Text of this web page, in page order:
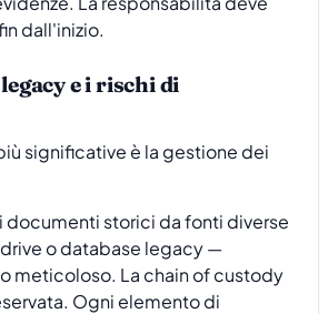
dall'inizio.
e i rischi di
significative è la gestione dei
documenti storici da fonti diverse
o database legacy —
meticoloso. La chain of custody
Ogni elemento di